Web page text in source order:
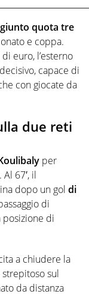
quota tre
e coppa.
euro, l’esterno
capace di
con giocate da
due reti
per
67′, il
dopo un gol di
di
posizione di
a chiudere la
strepitoso sul
da distanza